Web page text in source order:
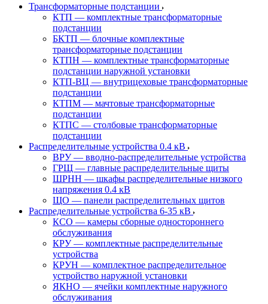
Трансформаторные подстанции
КТП — комплектные трансформаторные
подстанции
БКТП — блочные комплектные
трансформаторные подстанции
КТПН — комплектные трансформаторные
подстанции наружной установки
КТП-ВЦ — внутрицеховые трансформаторные
подстанции
КТПМ — мачтовые трансформаторные
подстанции
КТПС — столбовые трансформаторные
подстанции
Распределительные устройства 0.4 кВ
ВРУ — вводно-распределительные устройства
ГРЩ — главные распределительные щиты
ШРНН — шкафы распределительные низкого
напряжения 0.4 кВ
ЩО — панели распределительных щитов
Распределительные устройства 6-35 кВ
КСО — камеры сборные одностороннего
обслуживания
КРУ — комплектные распределительные
устройства
КРУН — комплектное распределительное
устройство наружной установки
ЯКНО — ячейки комплектные наружного
обслуживания